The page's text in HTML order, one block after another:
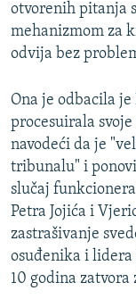
otvorenih pitanja
mehanizmom za
odvija bez
Ona je odbacila
procesuirala
navodeći da je
tribunalu" i
slučaj
Petra Jojića i
zastrašivanje
osuđenika i lidera
10 godina